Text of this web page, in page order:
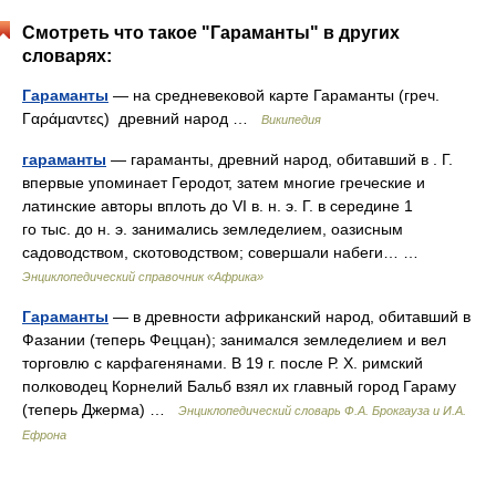
Смотреть что такое "Гараманты" в других
словарях:
Гараманты — на средневековой карте Гараманты (греч.
Γαράμαντες) древний народ …
Википедия
гараманты — гараманты, древний народ, обитавший в . Г.
впервые упоминает Геродот, затем многие греческие и
латинские авторы вплоть до VI в. н. э. Г. в середине 1
го тыс. до н. э. занимались земледелием, оазисным
садоводством, скотоводством; совершали набеги… …
Энциклопедический справочник «Африка»
Гараманты — в древности африканский народ, обитавший в
Фазании (теперь Феццан); занимался земледелием и вел
торговлю с карфагенянами. В 19 г. после Р. Х. римский
полководец Корнелий Бальб взял их главный город Гараму
(теперь Джерма) …
Энциклопедический словарь Ф.А. Брокгауза и И.А.
Ефрона